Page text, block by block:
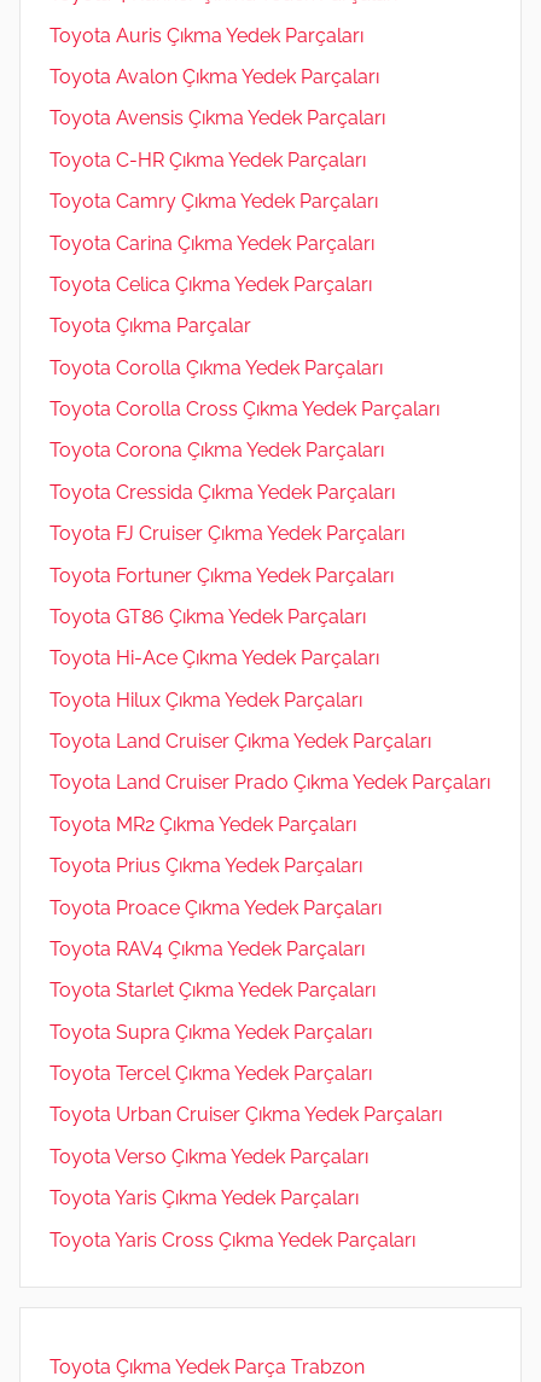
Toyota Auris Çıkma Yedek Parçaları
Toyota Avalon Çıkma Yedek Parçaları
Toyota Avensis Çıkma Yedek Parçaları
Toyota C-HR Çıkma Yedek Parçaları
Toyota Camry Çıkma Yedek Parçaları
Toyota Carina Çıkma Yedek Parçaları
Toyota Celica Çıkma Yedek Parçaları
Toyota Çıkma Parçalar
Toyota Corolla Çıkma Yedek Parçaları
Toyota Corolla Cross Çıkma Yedek Parçaları
Toyota Corona Çıkma Yedek Parçaları
Toyota Cressida Çıkma Yedek Parçaları
Toyota FJ Cruiser Çıkma Yedek Parçaları
Toyota Fortuner Çıkma Yedek Parçaları
Toyota GT86 Çıkma Yedek Parçaları
Toyota Hi-Ace Çıkma Yedek Parçaları
Toyota Hilux Çıkma Yedek Parçaları
Toyota Land Cruiser Çıkma Yedek Parçaları
Toyota Land Cruiser Prado Çıkma Yedek Parçaları
Toyota MR2 Çıkma Yedek Parçaları
Toyota Prius Çıkma Yedek Parçaları
Toyota Proace Çıkma Yedek Parçaları
Toyota RAV4 Çıkma Yedek Parçaları
Toyota Starlet Çıkma Yedek Parçaları
Toyota Supra Çıkma Yedek Parçaları
Toyota Tercel Çıkma Yedek Parçaları
Toyota Urban Cruiser Çıkma Yedek Parçaları
Toyota Verso Çıkma Yedek Parçaları
Toyota Yaris Çıkma Yedek Parçaları
Toyota Yaris Cross Çıkma Yedek Parçaları
Toyota Çıkma Yedek Parça Trabzon